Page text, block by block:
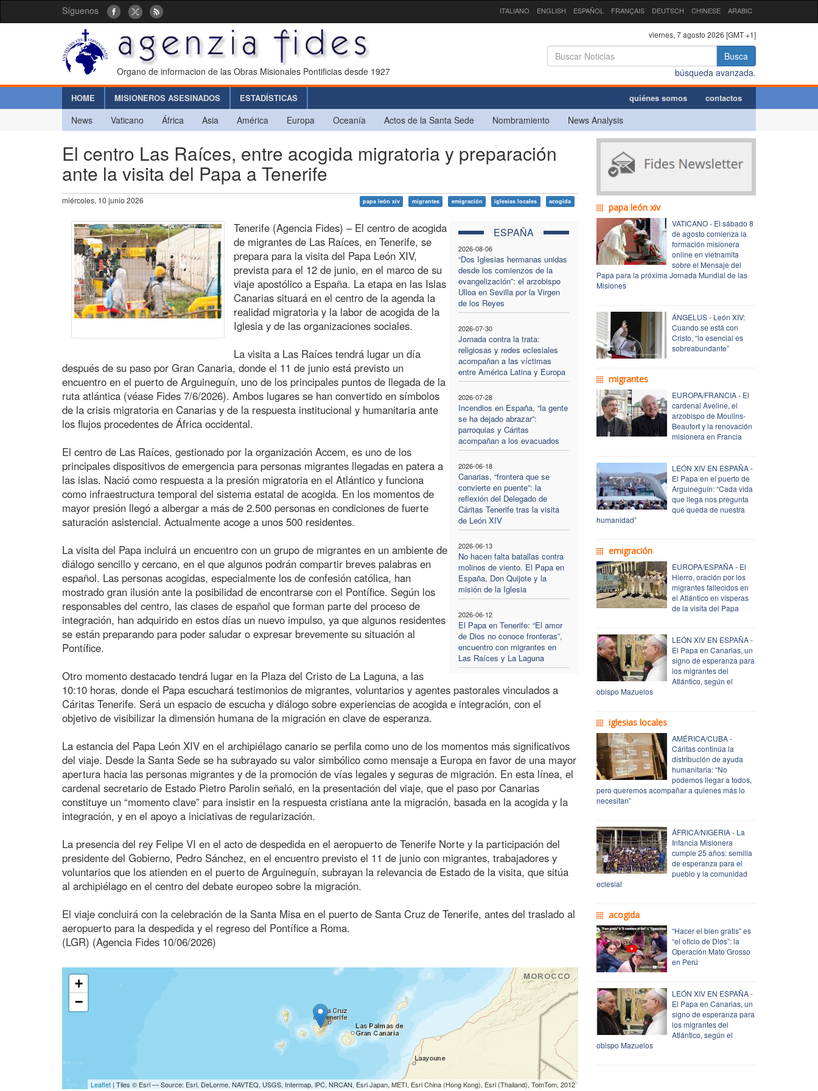
Síguenos ITALIANO ENGLISH ESPAÑOL FRANÇAIS DEUTSCH CHINESE ARABIC
Organo de informacion de las Obras Misionales Pontificias desde 1927
viernes, 7 agosto 2026 [GMT +1]
Busca
búsqueda avanzada.
HOME MISIONEROS ASESINADOS ESTADÍSTICAS quiénes somos contactos
News Vaticano África Asia América Europa Oceanía Actos de la Santa Sede Nombramiento News Analysis
El centro Las Raíces, entre acogida migratoria y preparación
ante la visita del Papa a Tenerife
miércoles, 10 junio 2026 papa león xiv migrantes emigración iglesias locales acogida
ESPAÑA
2026-08-06
“Dos Iglesias hermanas unidas
desde los comienzos de la
evangelización”: el arzobispo
Ulloa en Sevilla por la Virgen
de los Reyes
2026-07-30
Jornada contra la trata:
religiosas y redes eclesiales
acompañan a las víctimas
entre América Latina y Europa
2026-07-28
Incendios en España, “la gente
se ha dejado abrazar”:
parroquias y Cáritas
acompañan a los evacuados
2026-06-18
Canarias, “frontera que se
convierte en puente”: la
reflexión del Delegado de
Cáritas Tenerife tras la visita
de León XIV
2026-06-13
No hacen falta batallas contra
molinos de viento. El Papa en
España, Don Quijote y la
misión de la Iglesia
2026-06-12
El Papa en Tenerife: “El amor
de Dios no conoce fronteras”,
encuentro con migrantes en
Las Raíces y La Laguna
Tenerife (Agencia Fides) – El centro de acogida
de migrantes de Las Raíces, en Tenerife, se
prepara para la visita del Papa León XIV,
prevista para el 12 de junio, en el marco de su
viaje apostólico a España. La etapa en las Islas
Canarias situará en el centro de la agenda la
realidad migratoria y la labor de acogida de la
Iglesia y de las organizaciones sociales.
La visita a Las Raíces tendrá lugar un día
después de su paso por Gran Canaria, donde el 11 de junio está previsto un
encuentro en el puerto de Arguineguín, uno de los principales puntos de llegada de la
ruta atlántica (véase Fides 7/6/2026). Ambos lugares se han convertido en símbolos
de la crisis migratoria en Canarias y de la respuesta institucional y humanitaria ante
los flujos procedentes de África occidental.
El centro de Las Raíces, gestionado por la organización Accem, es uno de los
principales dispositivos de emergencia para personas migrantes llegadas en patera a
las islas. Nació como respuesta a la presión migratoria en el Atlántico y funciona
como infraestructura temporal del sistema estatal de acogida. En los momentos de
mayor presión llegó a albergar a más de 2.500 personas en condiciones de fuerte
saturación asistencial. Actualmente acoge a unos 500 residentes.
La visita del Papa incluirá un encuentro con un grupo de migrantes en un ambiente de
diálogo sencillo y cercano, en el que algunos podrán compartir breves palabras en
español. Las personas acogidas, especialmente los de confesión católica, han
mostrado gran ilusión ante la posibilidad de encontrarse con el Pontífice. Según los
responsables del centro, las clases de español que forman parte del proceso de
integración, han adquirido en estos días un nuevo impulso, ya que algunos residentes
se están preparando para poder saludar o expresar brevemente su situación al
Pontífice.
Otro momento destacado tendrá lugar en la Plaza del Cristo de La Laguna, a las
10:10 horas, donde el Papa escuchará testimonios de migrantes, voluntarios y agentes pastorales vinculados a
Cáritas Tenerife. Será un espacio de escucha y diálogo sobre experiencias de acogida e integración, con el
objetivo de visibilizar la dimensión humana de la migración en clave de esperanza.
La estancia del Papa León XIV en el archipiélago canario se perfila como uno de los momentos más significativos
del viaje. Desde la Santa Sede se ha subrayado su valor simbólico como mensaje a Europa en favor de una mayor
apertura hacia las personas migrantes y de la promoción de vías legales y seguras de migración. En esta línea, el
cardenal secretario de Estado Pietro Parolin señaló, en la presentación del viaje, que el paso por Canarias
constituye un “momento clave” para insistir en la respuesta cristiana ante la migración, basada en la acogida y la
integración, y en el apoyo a iniciativas de regularización.
La presencia del rey Felipe VI en el acto de despedida en el aeropuerto de Tenerife Norte y la participación del
presidente del Gobierno, Pedro Sánchez, en el encuentro previsto el 11 de junio con migrantes, trabajadores y
voluntarios que los atienden en el puerto de Arguineguín, subrayan la relevancia de Estado de la visita, que sitúa
al archipiélago en el centro del debate europeo sobre la migración.
El viaje concluirá con la celebración de la Santa Misa en el puerto de Santa Cruz de Tenerife, antes del traslado al
aeropuerto para la despedida y el regreso del Pontífice a Roma.
(LGR) (Agencia Fides 10/06/2026)
+
−
Leaflet| Tiles © Esri — Source: Esri, DeLorme, NAVTEQ, USGS, Intermap, iPC, NRCAN, Esri Japan, METI, Esri China (Hong Kong), Esri (Thailand), TomTom, 2012
papa león xiv
VATICANO - El sábado 8
de agosto comienza la
formación misionera
online en vietnamita
sobre el Mensaje del
Papa para la próxima Jornada Mundial de las
Misiones
ÁNGELUS - León XIV:
Cuando se está con
Cristo, “lo esencial es
sobreabundante”
migrantes
EUROPA/FRANCIA - El
cardenal Aveline, el
arzobispo de Moulins-
Beaufort y la renovación
misionera en Francia
LEÓN XIV EN ESPAÑA -
El Papa en el puerto de
Arguineguín: “Cada vida
que llega nos pregunta
qué queda de nuestra
humanidad”
emigración
EUROPA/ESPAÑA - El
Hierro, oración por los
migrantes fallecidos en
el Atlántico en vísperas
de la visita del Papa
LEÓN XIV EN ESPAÑA -
El Papa en Canarias, un
signo de esperanza para
los migrantes del
Atlántico, según el
obispo Mazuelos
iglesias locales
AMÉRICA/CUBA -
Cáritas continúa la
distribución de ayuda
humanitaria: “No
podemos llegar a todos,
pero queremos acompañar a quienes más lo
necesitan”
ÁFRICA/NIGERIA - La
Infancia Misionera
cumple 25 años: semilla
de esperanza para el
pueblo y la comunidad
eclesial
acogida
“Hacer el bien gratis” es
“el oficio de Dios”: la
Operación Mato Grosso
en Perú
LEÓN XIV EN ESPAÑA -
El Papa en Canarias, un
signo de esperanza para
los migrantes del
Atlántico, según el
obispo Mazuelos